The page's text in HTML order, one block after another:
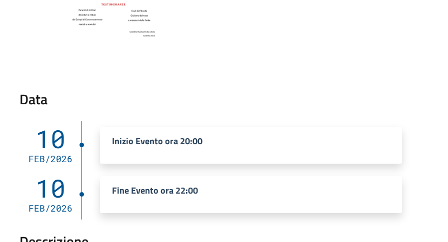
Data
10
FEB/2026
Inizio Evento ora 20:00
10
FEB/2026
Fine Evento ora 22:00